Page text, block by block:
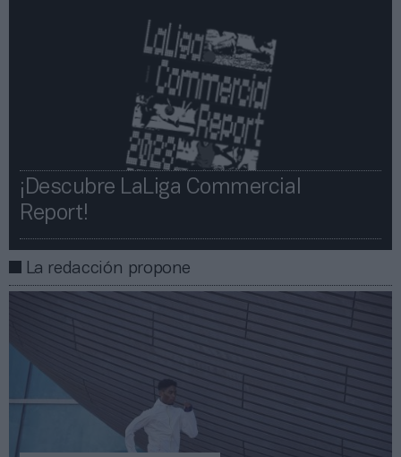
¡Descubre LaLiga Commercial
Report!​​
La redacción propone